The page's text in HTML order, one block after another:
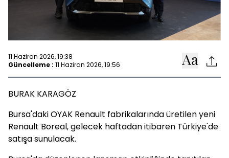
11 Haziran 2026, 19:38
Güncelleme : 11 Haziran 2026, 19:56
BURAK KARAGÖZ
Bursa'daki OYAK Renault fabrikalarında üretilen yeni
Renault Boreal, gelecek haftadan itibaren Türkiye'de
satışa sunulacak.